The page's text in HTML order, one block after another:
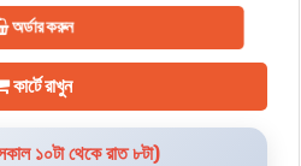
অর্ডার করুন
কার্টে রাখুন
১০টা থেকে রাত ৮টা)